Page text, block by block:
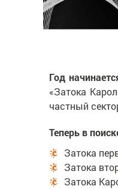
Год
«Затока
частный
Теперь в
Затока
Затока
Затока